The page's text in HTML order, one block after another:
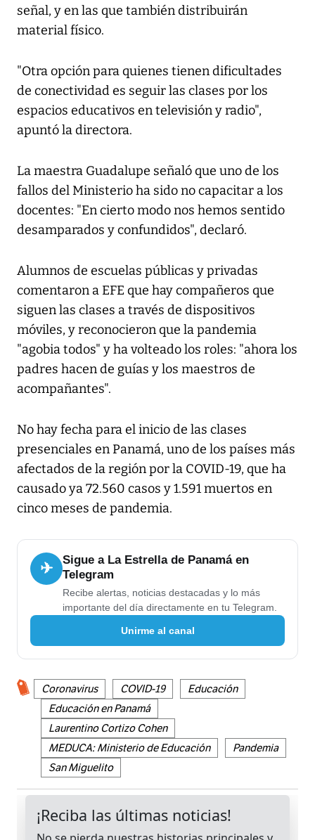
señal, y en las que también distribuirán
material físico.
"Otra opción para quienes tienen dificultades
de conectividad es seguir las clases por los
espacios educativos en televisión y radio",
apuntó la directora.
La maestra Guadalupe señaló que uno de los
fallos del Ministerio ha sido no capacitar a los
docentes: "En cierto modo nos hemos sentido
desamparados y confundidos", declaró.
Alumnos de escuelas públicas y privadas
comentaron a EFE que hay compañeros que
siguen las clases a través de dispositivos
móviles, y reconocieron que la pandemia
"agobia todos" y ha volteado los roles: "ahora los
padres hacen de guías y los maestros de
acompañantes".
No hay fecha para el inicio de las clases
presenciales en Panamá, uno de los países más
afectados de la región por la COVID-19, que ha
causado ya 72.560 casos y 1.591 muertos en
cinco meses de pandemia.
✈
Sigue a La Estrella de Panamá en
Telegram
Recibe alertas, noticias destacadas y lo más
importante del día directamente en tu Telegram.
Unirme al canal
Coronavirus COVID-19
Educación
Educación en Panamá
Laurentino Cortizo Cohen
MEDUCA: Ministerio de Educación
Pandemia
San Miguelito